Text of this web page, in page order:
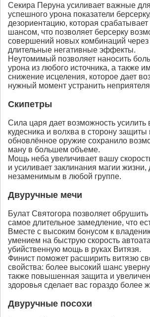
Секира Перуна усиливает важные
успешного урона показатели
дезориентацию, которая
шансом, что позволяет берсерку
совершений новых комбинаций
длительные негативные эффекты.
Неутомимый позволяет наносить
урона из любого источника, а также
снижение исцеления, которое дает
нужный момент устранить
Скипетры
Сила царя дает возможность усилить
кудесника и волхва в сторону защиты
обновлённое оружие сохранило
ману в большем объеме.
Мощь неба увеличивает вашу
и усиливает заклинания магии жизни,
незаменимым в любой группе.
Двуручные мечи
Булат Святогора позволяет
самое длительное замедление, что
Вместе с высоким бонусом к
умением на быструю скорость
убийственную мощь в руках Витязя.
Финист поможет расширить витязю
свойства: более высокий шанс
также повышенная защита и
здоровья сделает вас гораздо более
Двуручные посохи